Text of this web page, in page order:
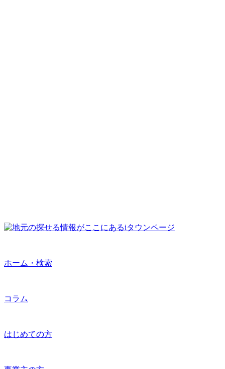
ホーム・検索
コラム
はじめての方